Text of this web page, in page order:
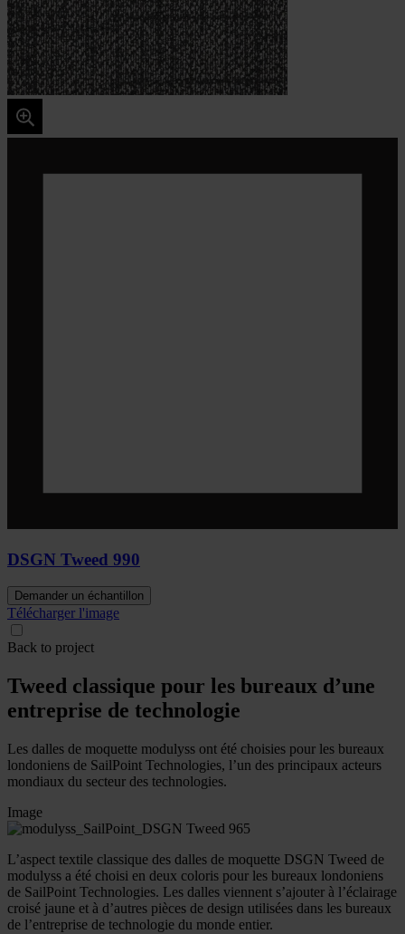
DSGN Tweed 990
Demander un échantillon
Télécharger l'image
Back to project
Tweed classique pour les bureaux d’une
entreprise de technologie
Les dalles de moquette modulyss ont été choisies pour les bureaux
londoniens de SailPoint Technologies, l’un des principaux acteurs
mondiaux du secteur des technologies.
Image
L’aspect textile classique des dalles de moquette DSGN Tweed de
modulyss a été choisi en deux coloris pour les bureaux londoniens
de SailPoint Technologies. Les dalles viennent s’ajouter à l’éclairage
croisé jaune et à d’autres pièces de design utilisées dans les bureaux
de l’entreprise de technologie du monde entier.